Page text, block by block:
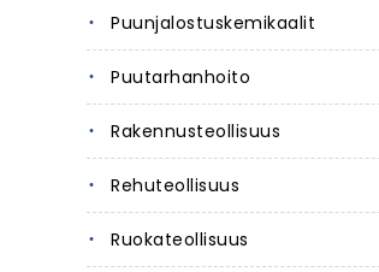
Puunjalostuskemikaalit
Puutarhanhoito
Rakennusteollisuus
Rehuteollisuus
Ruokateollisuus